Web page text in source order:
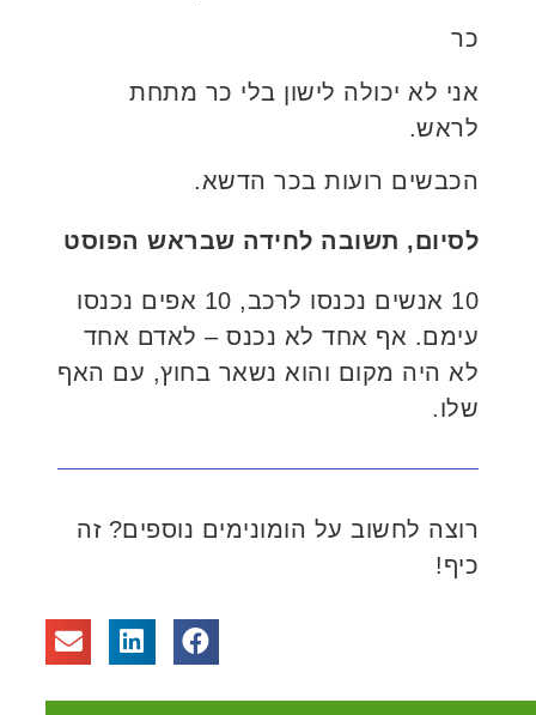
כר
אני לא יכולה לישון בלי כר מתחת
לראש.
הכבשים רועות בכר הדשא.
לסיום, תשובה לחידה שבראש הפוסט
10 אנשים נכנסו לרכב, 10 אפים נכנסו
עימם. אף אחד לא נכנס – לאדם אחד
לא היה מקום והוא נשאר בחוץ, עם האף
שלו.
רוצה לחשוב על הומונימים נוספים? זה
כיף!